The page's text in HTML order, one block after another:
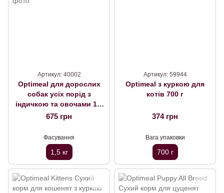
Артикул: 40002
Optimeal для дорослих
собак усіх порід з
індичкою та овочами 1,5
кг
675 грн
Фасування
1,5 кг
Артикул: 59944
Optimeal з куркою для
котів 700 г
374 грн
Вага упаковки
700 г